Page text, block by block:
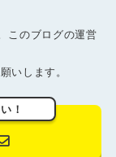
このブログの運営
いします。
！